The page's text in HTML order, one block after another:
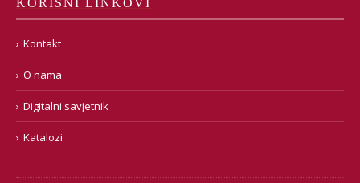
Kontakt
O nama
Digitalni savjetnik
Katalozi